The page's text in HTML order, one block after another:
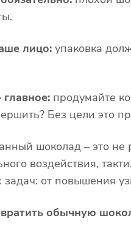
лицо: упаковка
продумайте
Без цели это
шоколад – это не
воздействия,
задач: от повышения
обычную